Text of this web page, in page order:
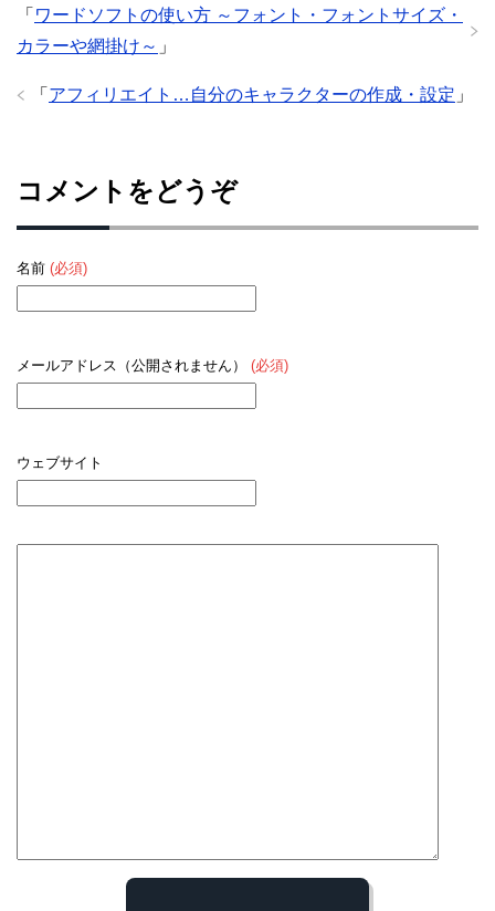
「 ワードソフトの使い方 ～フォント・フォントサイズ・
カラーや網掛け～ 」
「 アフィリエイト…自分のキャラクターの作成・設定 」
コメントをどうぞ
名前 (必須)
メールアドレス（公開されません） (必須)
ウェブサイト